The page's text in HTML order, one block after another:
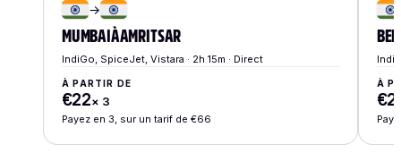
→
MUMBAI ÀAMRITSAR
IndiGo, SpiceJet, Vistara · 2h 15m · Direct
À PARTIR DE
€22× 3
Payez en 3, sur un tarif de €66
À